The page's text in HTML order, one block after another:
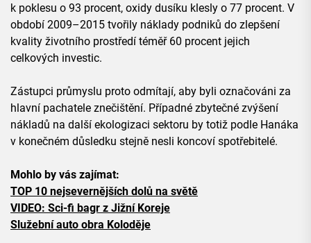
k poklesu o 93 procent, oxidy dusíku klesly o 77 procent. V
období 2009–2015 tvořily náklady podniků do zlepšení
kvality životního prostředí téměř 60 procent jejich
celkových investic.
Zástupci průmyslu proto odmítají, aby byli označováni za
hlavní pachatele znečištění. Případné zbytečné zvýšení
nákladů na další ekologizaci sektoru by totiž podle Hanáka
v konečném důsledku stejně nesli koncoví spotřebitelé.
Mohlo by vás zajímat:
TOP 10 nejsevernějších dolů na světě
VIDEO: Sci-fi bagr z Jižní Koreje
Služební auto obra Koloděje